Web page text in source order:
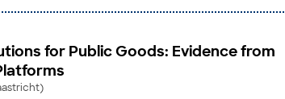
for Public Goods: Evidence from